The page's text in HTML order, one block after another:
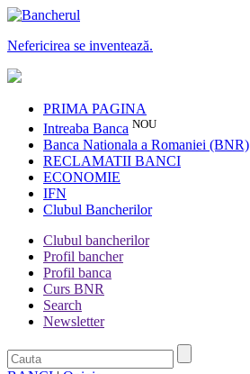
Nefericirea se inventează.
PRIMA PAGINA
Intreaba Banca NOU
Banca Nationala a Romaniei (BNR)
RECLAMATII BANCI
ECONOMIE
IFN
Clubul Bancherilor
Clubul bancherilor
Profil bancher
Profil banca
Curs BNR
Search
Newsletter